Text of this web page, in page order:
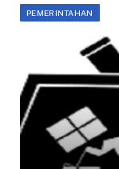
PEMERINTAHAN